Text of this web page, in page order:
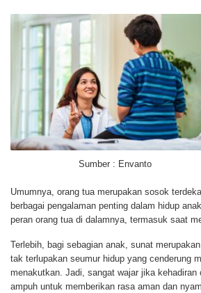
Sumber : Envanto
Umumnya, orang tua merupakan sosok
berbagai pengalaman penting dalam hidup
peran orang tua di dalamnya, termasuk saat
Terlebih, bagi sebagian anak, sunat
tak terlupakan seumur hidup yang cenderung
menakutkan. Jadi, sangat wajar jika kehadiran
ampuh untuk memberikan rasa aman dan